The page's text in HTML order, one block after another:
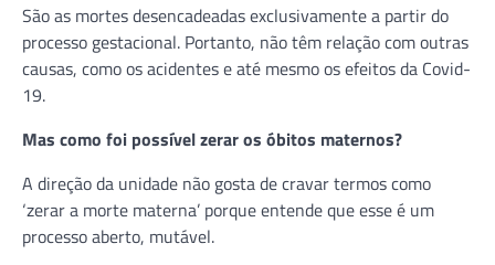
São as mortes desencadeadas exclusivamente a partir do
processo gestacional. Portanto, não têm relação com outras
causas, como os acidentes e até mesmo os efeitos da Covid-
19.
Mas como foi possível zerar os óbitos maternos?
A direção da unidade não gosta de cravar termos como
‘zerar a morte materna’ porque entende que esse é um
processo aberto, mutável.